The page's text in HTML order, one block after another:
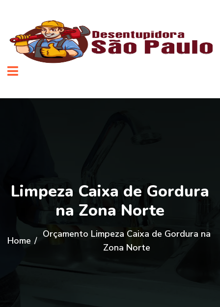
Limpeza Caixa de Gordura
na Zona Norte
Home /
Orçamento Limpeza Caixa de Gordura na
Zona Norte